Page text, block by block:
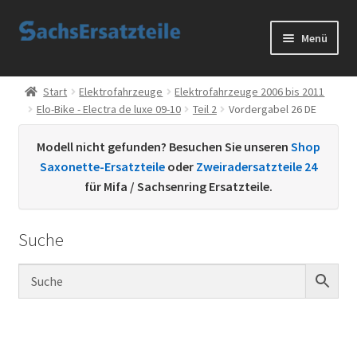
Zur
Zum
Menü
Start
AGB
Datenschutzerklärung
Kontakt
Sachs Ersatzteile
Start Elektrofahrzeuge
Elektrofahrzeuge 2006 bis 2011
Elo-Bike - Electra de luxe 09-10
Teil 2 Vordergabel 26 DE
Modell nicht gefunden? Besuchen Sie unseren Shop
Saxonette-Ersatzteile oder Zweiradersatzteile 24
für Mifa / Sachsenring Ersatzteile.
Suche